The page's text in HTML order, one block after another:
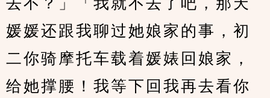
媛媛还跟我聊过她娘家的事，初
二你骑摩托车载着媛婊回娘家，
给她撑腰！我等下回我再去看你